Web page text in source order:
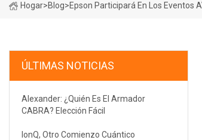
Hogar>Blog>Epson Participará En Los Eventos
ÚLTIMAS NOTICIAS
Alexander: ¿Quién Es El Armador
CABRA? Elección Fácil
IonQ, Otro Comienzo Cuántico